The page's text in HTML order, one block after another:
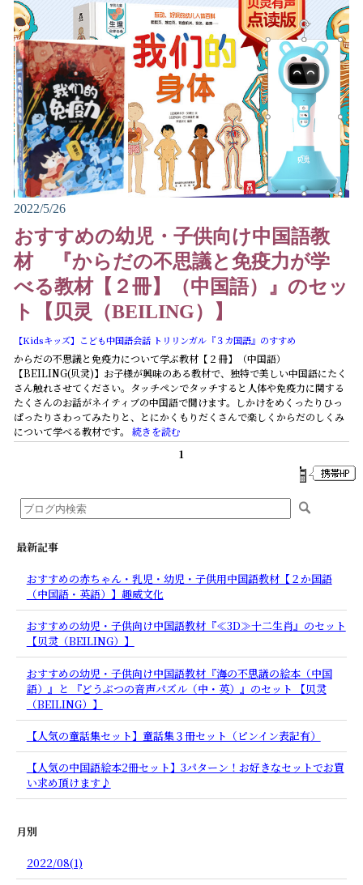
2022/5/26
おすすめの幼児・子供向け中国語教
材 『からだの不思議と免疫力が学
べる教材【２冊】（中国語）』のセッ
ト【贝灵（BEILING）】
【Kidsキッズ】こども中国語会話 トリリンガル『３カ国語』のすすめ
からだの不思議と免疫力について学ぶ教材【２冊】（中国語）
【BEILING(贝灵)】お子様が興味のある教材で、独特で美しい中国語にたく
さん触れさせてください。タッチペンでタッチすると人体や免疫力に関する
たくさんのお話がネイティブの中国語で聞けます。しかけをめくったりひっ
ぱったりさわってみたりと、とにかくもりだくさんで楽しくからだのしくみ
について学べる教材です。 続きを読む
1
最新記事
おすすめの赤ちゃん・乳児・幼児・子供用中国語教材【２か国語
（中国語・英語）】趣威文化
おすすめの幼児・子供向け中国語教材『≪3D≫十二生肖』のセット
【贝灵（BEILING）】
おすすめの幼児・子供向け中国語教材『海の不思議の絵本（中国
語）』と 『どうぶつの音声パズル（中・英）』のセット 【贝灵
（BEILING）】
【人気の童話集セット】童話集３冊セット（ピンイン表記有）
【人気の中国語絵本2冊セット】3パターン！お好きなセットでお買
い求め頂けます♪
月別
2022/08(1)